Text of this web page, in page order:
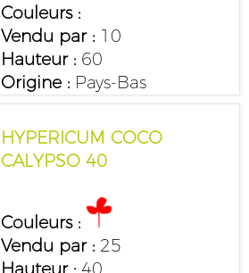
Couleurs :
Vendu par :10
Hauteur :60
Origine :Pays-Bas
HYPERICUM COCO
CALYPSO 40
Couleurs :
Vendu par :25